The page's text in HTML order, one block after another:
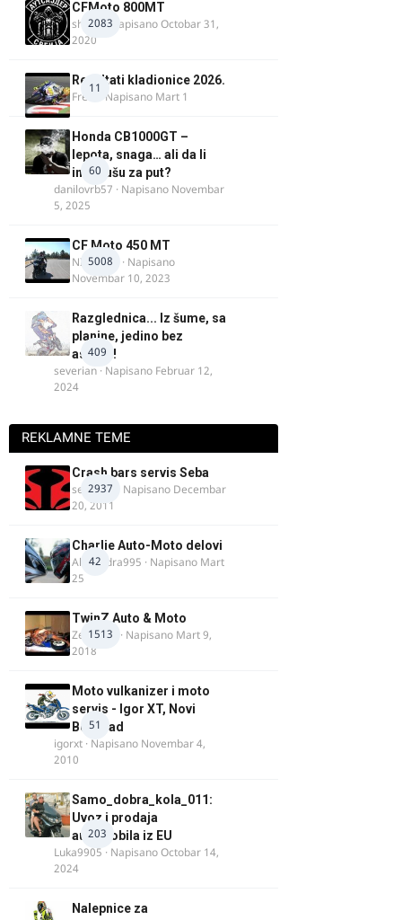
2083
CFMoto 800MT
shlem· NapisanoOctobar 31,
2020
11
Rezultati kladionice 2026.
Fredi · Napisano Mart 1
60
Honda CB1000GT –
lepota, snaga… ali da li
ima dušu za put?
danilovrb57 · Napisano Novembar
5, 2025
5008
CF Moto 450 MT
NIKOLA 1
· Napisano
Novembar 10, 2023
409
Razglednica... Iz šume, sa
planine, jedino bez
asfalta!
severian · Napisano Februar 12,
2024
REKLAMNE TEME
2937
Crash bars servis Seba
seba011 · Napisano Decembar
20, 2011
42
Charlie Auto-Moto delovi
Alexandra995 · Napisano Mart
25
1513
TwinZ Auto & Moto
Zeljkamp · Napisano Mart 9,
2018
51
Moto vulkanizer i moto
servis - Igor XT, Novi
Beograd
igorxt · Napisano Novembar 4,
2010
203
Samo_dobra_kola_011:
Uvoz i prodaja
automobila iz EU
Luka9905 · NapisanoOctobar 14,
2024
Nalepnice za